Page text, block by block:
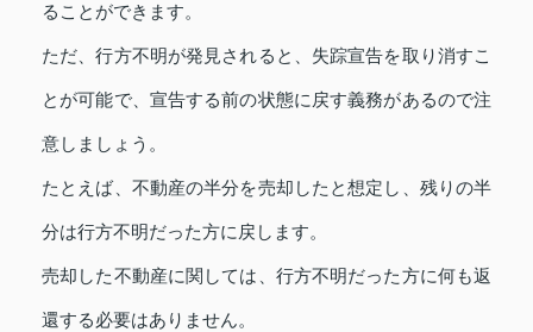
ることができます。
ただ、行方不明が発見されると、失踪宣告を取り消すこ
とが可能で、宣告する前の状態に戻す義務があるので注
意しましょう。
たとえば、不動産の半分を売却したと想定し、残りの半
分は行方不明だった方に戻します。
売却した不動産に関しては、行方不明だった方に何も返
還する必要はありません。